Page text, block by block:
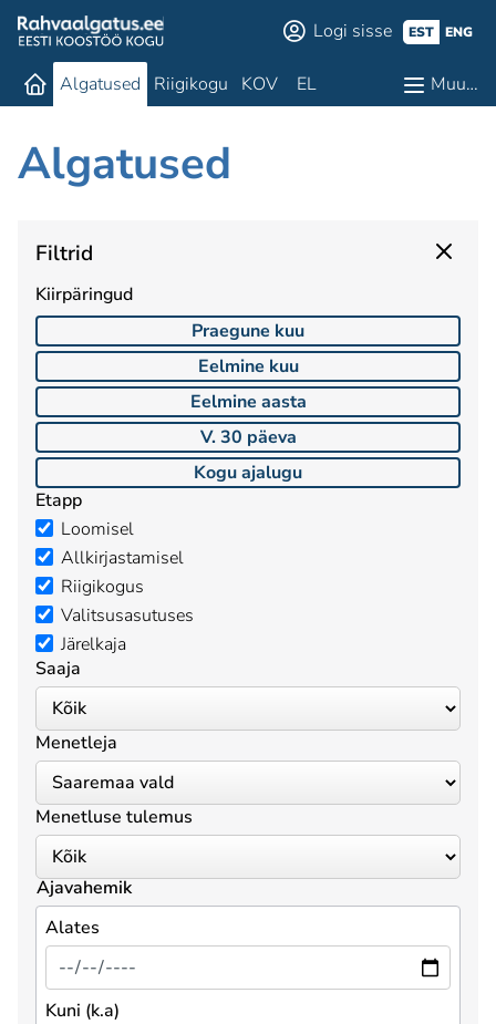
Logi sisse EST ENG
Algatused Riigikogu KOV EL Muu…
Algatused
Filtrid
Kiirpäringud
Praegune kuu
Eelmine kuu
Eelmine aasta
V. 30 päeva
Kogu ajalugu
Etapp
Loomisel
Allkirjastamisel
Riigikogus
Valitsusasutuses
Järelkaja
Saaja
Menetleja
Menetluse tulemus
Ajavahemik
Alates
Kuni (k.a)